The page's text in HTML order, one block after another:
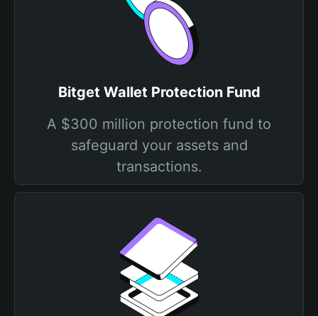
Bitget Wallet Protection Fund
A $300 million protection fund to
safeguard your assets and
transactions.